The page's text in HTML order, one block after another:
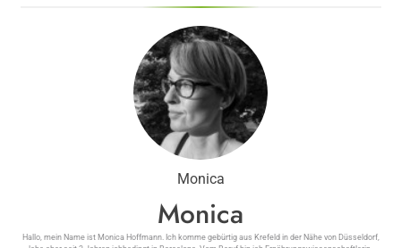
Inanna Medical Spa präsentiert
exklusives, zertifiziertes Mami-Spa mit
maßgeschneiderten vor- und
nachgeburtlichen Behandlungen
Monica
Monica
Hallo, mein Name ist Monica Hoffmann. Ich komme gebürtig aus Krefeld in der Nähe von Düsseldorf,